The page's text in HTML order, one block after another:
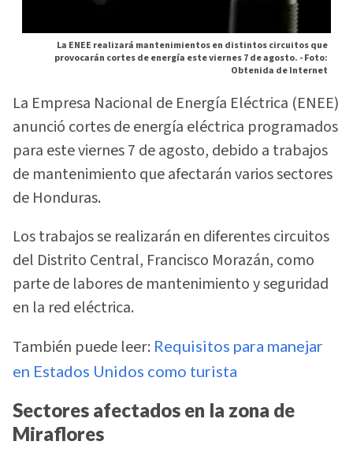
La ENEE realizará mantenimientos en distintos circuitos que
provocarán cortes de energía este viernes 7 de agosto. -Foto:
Obtenida de Internet
La Empresa Nacional de Energía Eléctrica (ENEE)
anunció cortes de energía eléctrica programados
para este viernes 7 de agosto, debido a trabajos
de mantenimiento que afectarán varios sectores
de Honduras.
Los trabajos se realizarán en diferentes circuitos
del Distrito Central, Francisco Morazán, como
parte de labores de mantenimiento y seguridad
en la red eléctrica.
También puede leer: Requisitos para manejar
en Estados Unidos como turista
Sectores afectados en la zona de
Miraflores